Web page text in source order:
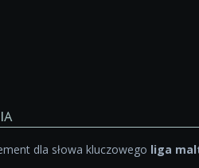
dla słowa kluczowego liga